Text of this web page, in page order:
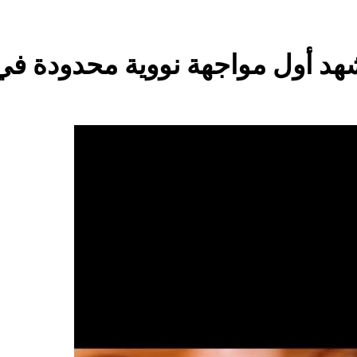
أول مواجهة نووية